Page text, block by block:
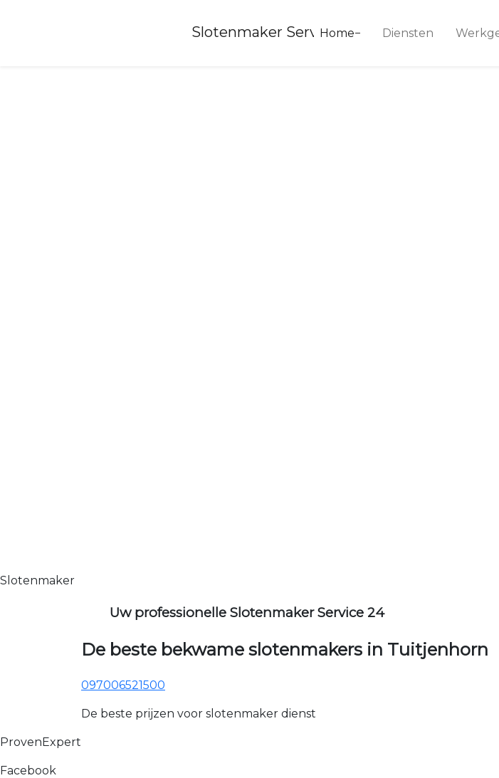
Slotenmaker Service 24
Home Diensten
Slotenmaker
Uw professionelle Slotenmaker Service 24
De beste bekwame slotenmakers in Tuitjenhorn
097006521500
De beste prijzen voor slotenmaker dienst
ProvenExpert
Facebook